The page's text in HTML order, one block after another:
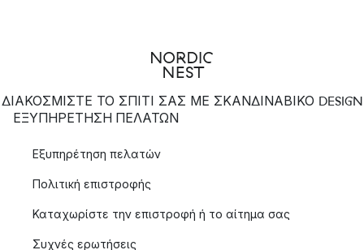
ΔΙΑΚΟΣΜΙΣΤΕ ΤΟ ΣΠΙΤΙ ΣΑΣ ΜΕ ΣΚΑΝΔΙΝΑΒΙΚΟ DESIGN
ΕΞΥΠΗΡΈΤΗΣΗ ΠΕΛΑΤΏΝ
Εξυπηρέτηση πελατών
Πολιτική επιστροφής
Καταχωρίστε την επιστροφή ή το αίτημα σας
Συχνές ερωτήσεις